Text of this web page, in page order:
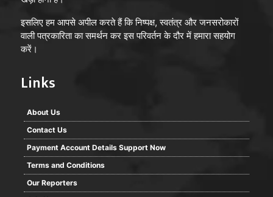
इसलिए हम आपसे अपील करते हैं कि निष्पक्ष, स्वतंत्र और जनसरोकारों
वाली पत्रकारिता का समर्थन कर इस परिवर्तन के दौर में हमारा सहयोग
करें।
Links
About Us
Contact Us
Payment Account Details Support Now
Terms and Conditions
Our Reporters